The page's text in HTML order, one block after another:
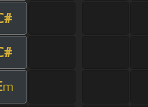
m